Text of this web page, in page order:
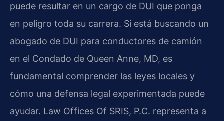
puede resultar en un cargo de DUI que ponga
en peligro toda su carrera. Si está buscando un
abogado de DUI para conductores de camión
en el Condado de Queen Anne, MD, es
fundamental comprender las leyes locales y
cómo una defensa legal experimentada puede
ayudar. Law Offices Of SRIS, P.C. representa a